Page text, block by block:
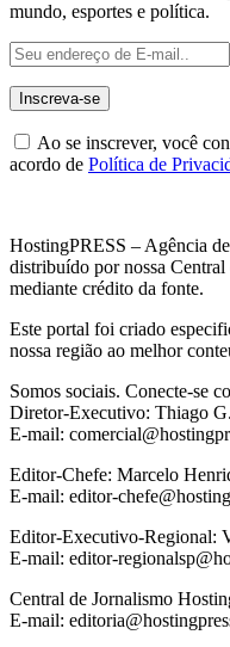
mundo, esportes e política.
Ao se inscrever, você
acordo de Política de
HostingPRESS – Agência
distribuído por nossa
mediante crédito da fonte.
Este portal foi criado
nossa região ao melhor
Somos sociais. Conecte-se
Diretor-Executivo: Thiago
E-mail:
Editor-Chefe: Marcelo
E-mail: editor-
Editor-Executivo-Regional:
E-mail: editor-
Central de Jornalismo
E-mail: